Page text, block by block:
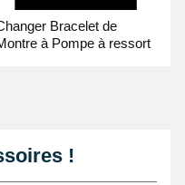
Bracelet de
à Pompe à ressort
!